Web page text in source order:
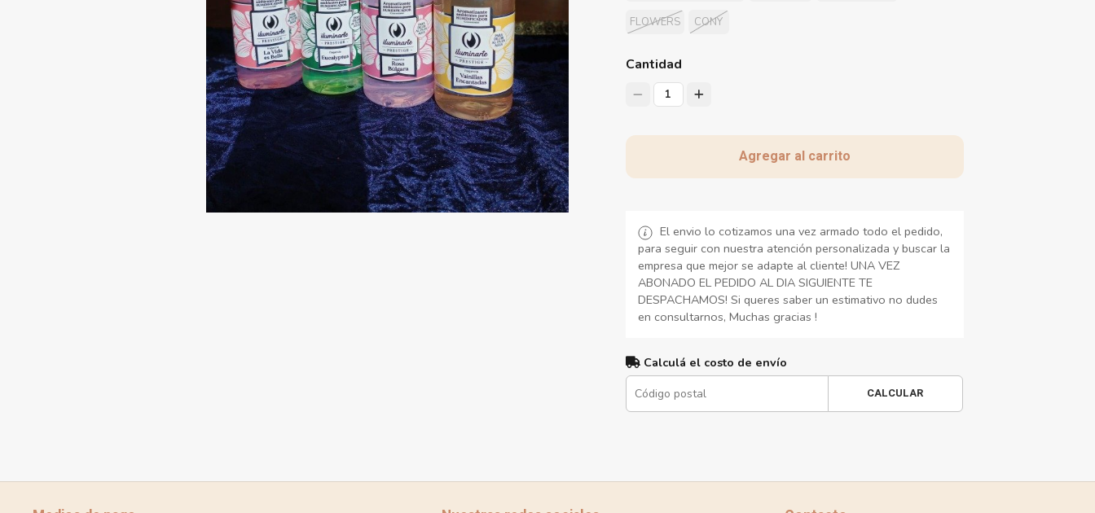
FLOWERS CONY
Cantidad
1
Agregar al carrito
El envio lo cotizamos una vez armado todo el pedido,
para seguir con nuestra atención personalizada y buscar la
empresa que mejor se adapte al cliente! UNA VEZ
ABONADO EL PEDIDO AL DIA SIGUIENTE TE
DESPACHAMOS! Si queres saber un estimativo no dudes
en consultarnos, Muchas gracias !
Calculá el costo de envío
CALCULAR